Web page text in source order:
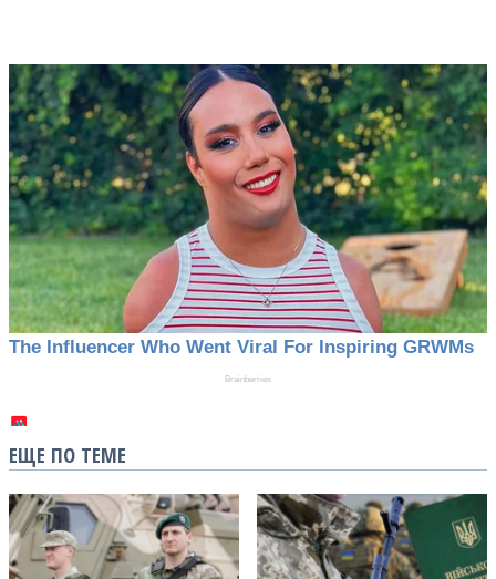
ЕЩЕ ПО ТЕМЕ